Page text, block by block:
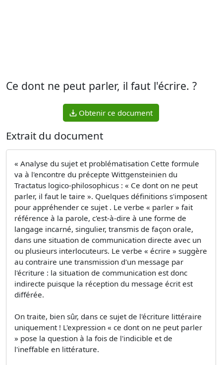
Ce dont ne peut parler, il faut l'écrire. ?
Obtenir ce document
Extrait du document
« Analyse du sujet et problématisation Cette formule
va à l'encontre du précepte Wittgensteinien du
Tractatus logico-philosophicus : « Ce dont on ne peut
parler, il faut le taire ». Quelques définitions s'imposent
pour appréhender ce sujet . Le verbe « parler » fait
référence à la parole, c'est-à-dire à une forme de
langage incarné, singulier, transmis de façon orale,
dans une situation de communication directe avec un
ou plusieurs interlocuteurs. Le verbe « écrire » suggère
au contraire une transmission d'un message par
l'écriture : la situation de communication est donc
indirecte puisque la réception du message écrit est
différée.
On traite, bien sûr, dans ce sujet de l'écriture littéraire
uniquement ! L'expression « ce dont on ne peut parler
» pose la question à la fois de l'indicible et de
l'ineffable en littérature.